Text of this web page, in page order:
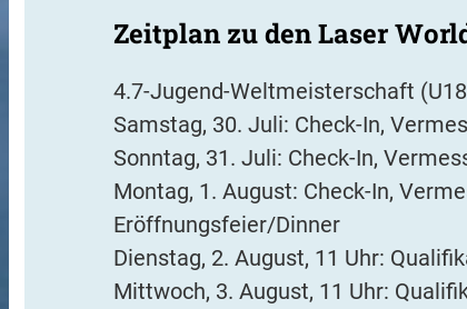
Zeitplan zu den Laser
4.7-Jugend-Weltmeisterschaft
Samstag, 30. Juli: Check-In,
Sonntag, 31. Juli: Check-In,
Montag, 1. August: Check-In,
Eröffnungsfeier/Dinner
Dienstag, 2. August, 11 Uhr:
Mittwoch, 3. August, 11 Uhr: